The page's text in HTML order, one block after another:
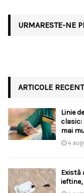
URMARESTE-NE
ARTICOLE
Linie
clasic:
mai
4
Există
ieftine,